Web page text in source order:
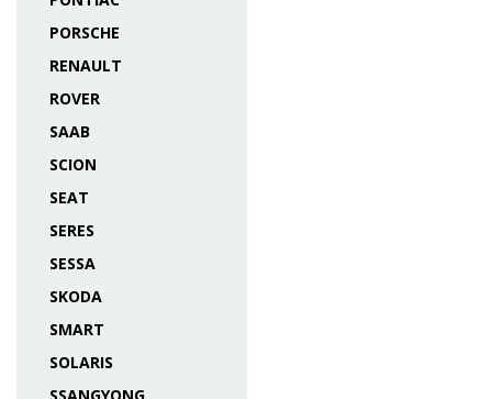
PORSCHE
RENAULT
ROVER
SAAB
SCION
SEAT
SERES
SESSA
SKODA
SMART
SOLARIS